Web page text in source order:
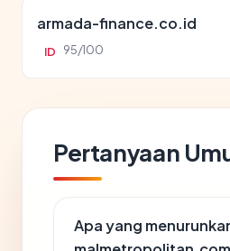
armada-finance.co.id
ID 95/100
Pertanyaan
Apa yang